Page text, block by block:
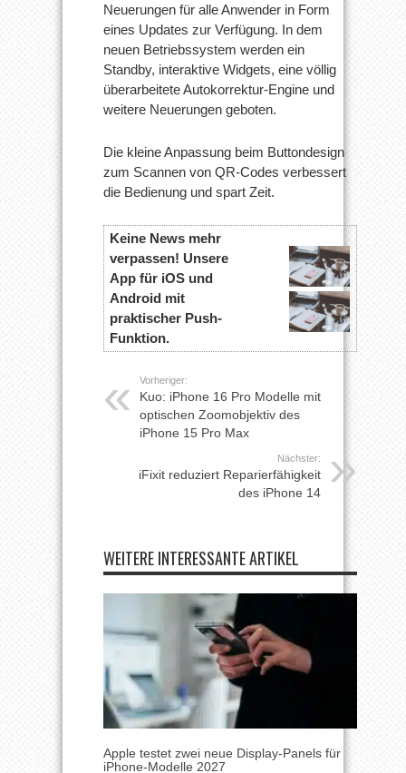
Neuerungen für alle Anwender in Form
eines Updates zur Verfügung. In dem
neuen Betriebssystem werden ein
Standby, interaktive Widgets, eine völlig
überarbeitete Autokorrektur-Engine und
weitere Neuerungen geboten.
Die kleine Anpassung beim Buttondesign
zum Scannen von QR-Codes verbessert
die Bedienung und spart Zeit.
Keine News mehr
verpassen! Unsere
App für iOS und
Android mit
praktischer Push-
Funktion.
Vorheriger:
Kuo: iPhone 16 Pro Modelle mit
optischen Zoomobjektiv des
iPhone 15 Pro Max
Nächster:
iFixit reduziert Reparierfähigkeit
des iPhone 14
WEITERE INTERESSANTE ARTIKEL
Apple testet zwei neue Display-Panels für
iPhone-Modelle 2027